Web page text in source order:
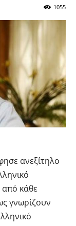
1055
ανεξίτηλο
κάθε
γνωρίζουν